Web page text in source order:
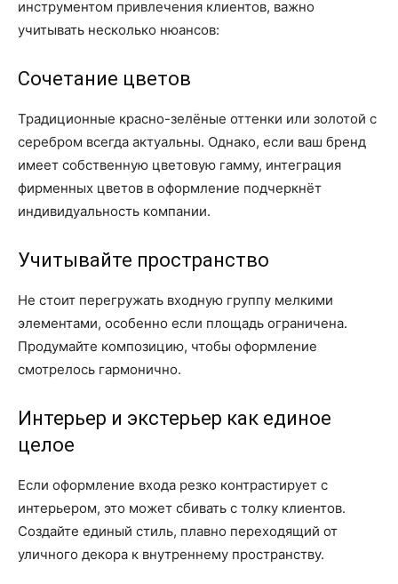
инструментом привлечения клиентов, важно
учитывать несколько нюансов:
Сочетание цветов
Традиционные красно-зелёные оттенки или золотой с
серебром всегда актуальны. Однако, если ваш бренд
имеет собственную цветовую гамму, интеграция
фирменных цветов в оформление подчеркнёт
индивидуальность компании.
Учитывайте пространство
Не стоит перегружать входную группу мелкими
элементами, особенно если площадь ограничена.
Продумайте композицию, чтобы оформление
смотрелось гармонично.
Интерьер и экстерьер как единое
целое
Если оформление входа резко контрастирует с
интерьером, это может сбивать с толку клиентов.
Создайте единый стиль, плавно переходящий от
уличного декора к внутреннему пространству.